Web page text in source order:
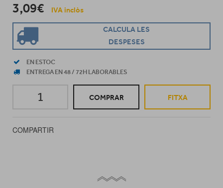
3,09€ IVA inclòs
CALCULA LES
DESPESES
EN ESTOC
ENTREGA EN 48 / 72H LABORABLES
COMPRAR FITXA
COMPARTIR